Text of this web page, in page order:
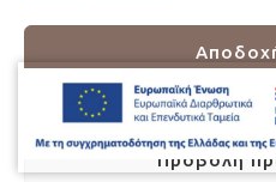
Δεν
Προβολή
Αισθητική
© 2021 Καλλιόπη